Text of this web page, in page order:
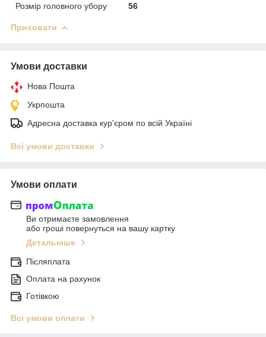
Розмір головного убору
56
Приховати
Умови доставки
Нова Пошта
Укрпошта
Адресна доставка кур'єром по всій Україні
Всі умови доставки
Умови оплати
Ви отримаєте замовлення
або гроші повернуться на вашу картку
Детальніше
Післяплата
Оплата на рахунок
Готівкою
Всі умови оплати